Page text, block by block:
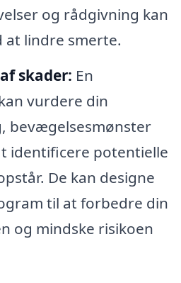
og rådgivning kan
lindre smerte.
skader: En
vurdere din
bevægelsesmønster
identificere potentielle
De kan designe
til at forbedre din
og mindske risikoen